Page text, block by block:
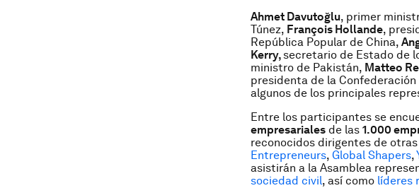
Ahmet Davutoğlu, primer
Túnez, François Hollande,
República Popular de China,
Kerry,secretario de Estado de
ministro de Pakistán, Matteo
presidenta de la Confederación
algunos de los principales
Entre los participantes se
empresariales de las 1.000
reconocidos dirigentes de
Entrepreneurs, Global Shapers,
asistirán a la Asamblea
sociedad civil, así como líderes